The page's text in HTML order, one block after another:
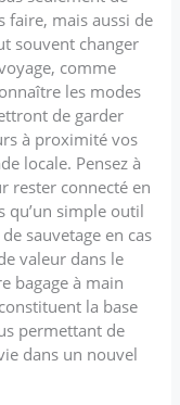
faire, mais aussi de
souvent changer
comme
les modes
de garder
à proximité vos
locale. Pensez à
rester connecté en
qu’un simple outil
sauvetage en cas
valeur dans le
bagage à main
la base
permettant de
dans un nouvel